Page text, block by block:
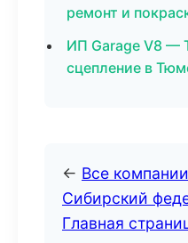
ремонт и
ИП Garage V8 —
сцепление в
← Все
Сибирский
Главная